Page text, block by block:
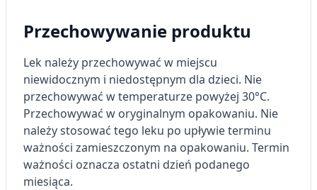
Przechowywanie produktu
Lek należy przechowywać w miejscu
niewidocznym i niedostępnym dla dzieci. Nie
przechowywać w temperaturze powyżej 30°C.
Przechowywać w oryginalnym opakowaniu. Nie
należy stosować tego leku po upływie terminu
ważności zamieszczonym na opakowaniu. Termin
ważności oznacza ostatni dzień podanego
miesiąca.